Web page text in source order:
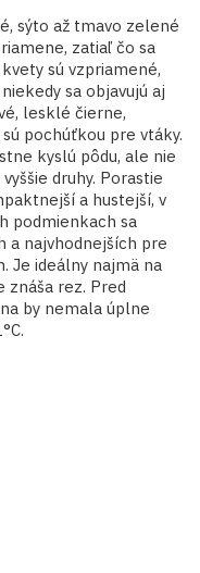
sýto až tmavo zelené
zatiaľ čo sa
sú vzpriamené,
sa objavujú aj
lesklé čierne,
pochúťkou pre vtáky.
kyslú pôdu, ale nie
druhy. Porastie
a hustejší, v
podmienkach sa
a najvhodnejších pre
Je ideálny najmä na
znáša rez. Pred
by nemala úplne